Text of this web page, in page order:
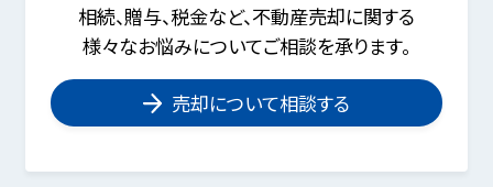
相続、贈与、税金など、不動産売却に関する
様々なお悩みについてご相談を承ります。
売却について相談する